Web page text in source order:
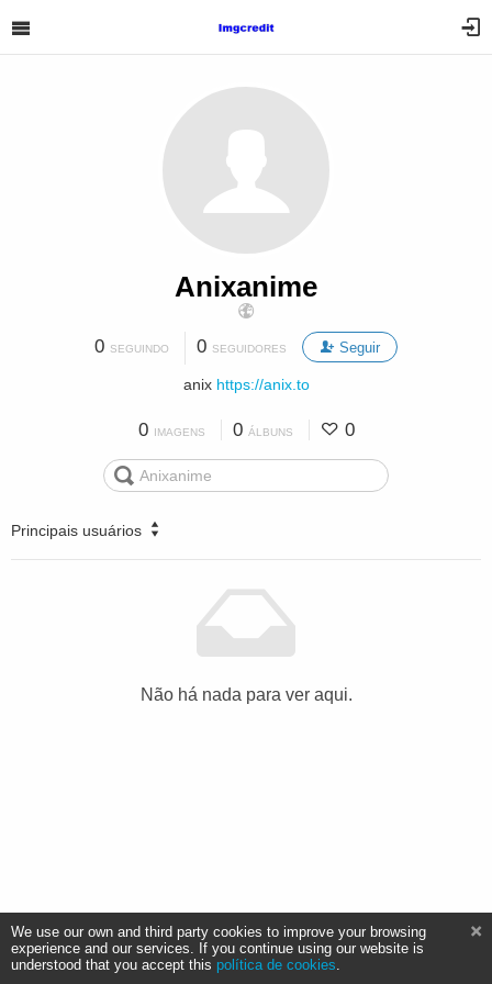
Anixanime
0 SEGUINDO 0 SEGUIDORES Seguir
anix https://anix.to
0 IMAGENS 0 ÁLBUNS 0
Principais usuários
Não há nada para ver aqui.
We use our own and third party cookies to improve your browsing
experience and our services. If you continue using our website is
understood that you accept this política de cookies.